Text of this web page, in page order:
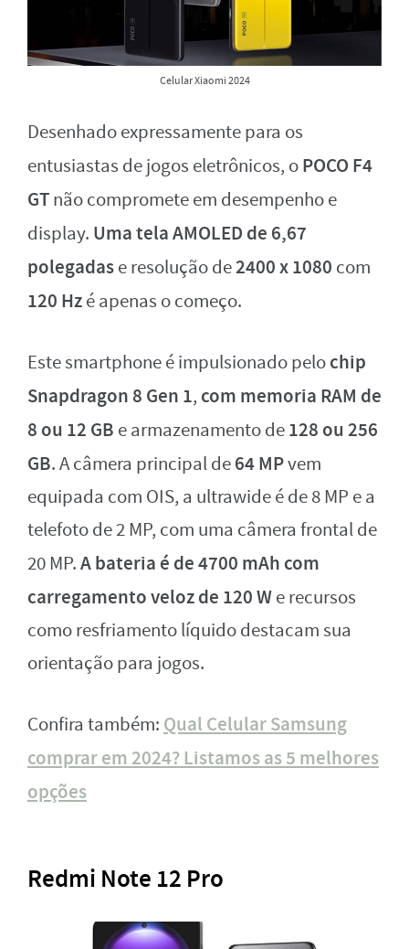
Celular Xiaomi 2024
Desenhado expressamente para os
entusiastas de jogos eletrônicos, oPOCO F4
GTnão compromete em desempenho e
display. Uma tela AMOLED de 6,67
polegadase resolução de2400 x 1080 com
120 Hzé apenas o começo.
Este smartphone é impulsionado pelochip
Snapdragon 8 Gen 1, com memoria RAM de
8 ou 12 GB e armazenamento de128 ou 256
GB. A câmera principal de64 MPvem
equipada com OIS, a ultrawide é de 8 MP e a
telefoto de 2 MP, com uma câmera frontal de
20 MP.A bateria é de 4700 mAh com
carregamento veloz de 120 We recursos
como resfriamento líquido destacam sua
orientação para jogos.
Confira também: Qual Celular Samsung
comprar em 2024? Listamos as 5 melhores
opções
Redmi Note 12 Pro